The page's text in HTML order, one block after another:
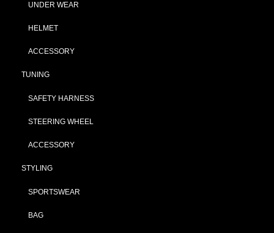
UNDER WEAR
HELMET
ACCESSORY
TUNING
SAFETY HARNESS
STEERING WHEEL
ACCESSORY
STYLING
SPORTSWEAR
BAG